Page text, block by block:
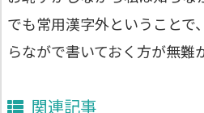
でも常用漢字外ということで
らながで書いておく方が無難
関連記事